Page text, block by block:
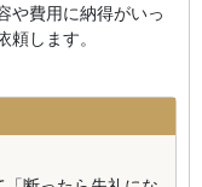
や費用に納得がいっ
します。